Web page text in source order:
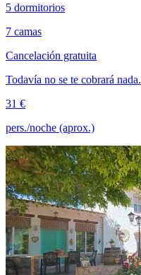
5 dormitorios
7 camas
Cancelación gratuita
Todavía no se te cobrará nada.
31 €
pers./noche (aprox.)